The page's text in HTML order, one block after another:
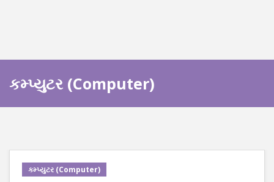
કમ્પ્યુટર (Computer)
કમ્પ્યુટર (Computer)